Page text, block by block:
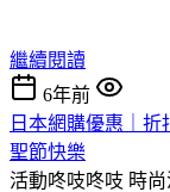
繼續閱讀
6年前
日本網購優惠｜
聖節快樂
活動咚吱咚吱 時